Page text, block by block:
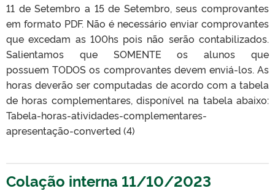
11 de Setembro a 15 de Setembro, seus comprovantes
em formato PDF. Não é necessário enviar comprovantes
que excedam as 100hs pois não serão contabilizados.
Salientamos que SOMENTE os alunos que
possuem TODOS os comprovantes devem enviá-los. As
horas deverão ser computadas de acordo com a tabela
de horas complementares, disponível na tabela abaixo:
Tabela-horas-atividades-complementares-
apresentação-converted (4)
Colação interna 11/10/2023